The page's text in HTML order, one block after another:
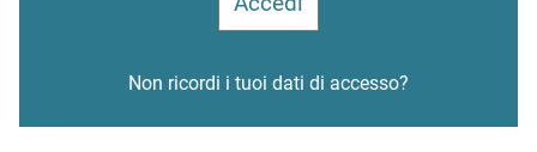
Non ricordi i tuoi dati di accesso?